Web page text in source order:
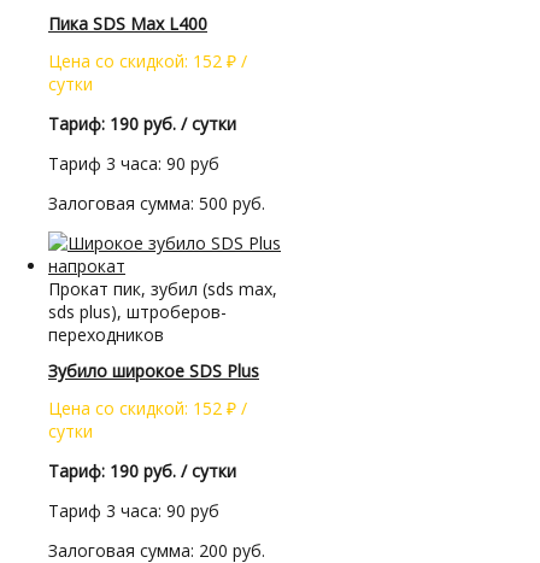
Пика SDS Max L400
Цена со скидкой: 152 ₽ /
сутки
Тариф: 190 руб. / сутки
Тариф 3 часа: 90 руб
Залоговая сумма: 500 руб.
Прокат пик, зубил (sds max,
sds plus), штроберов-
переходников
Зубило широкое SDS Plus
Цена со скидкой: 152 ₽ /
сутки
Тариф: 190 руб. / сутки
Тариф 3 часа: 90 руб
Залоговая сумма: 200 руб.